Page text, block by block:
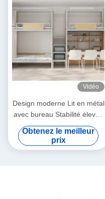
Vidéo
Design moderne Lit en métal
avec bureau Stabilité élevée
Meubles Appartement
Support personnalisation
Obtenez le meilleur
prix